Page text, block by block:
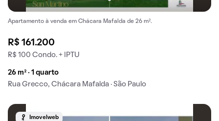
Apartamento à venda em Chácara Mafalda de 26 m².
R$ 161.200
R$ 100 Condo. + IPTU
26 m² · 1 quarto
Rua Grecco, Chácara Mafalda · São Paulo
Imovelweb